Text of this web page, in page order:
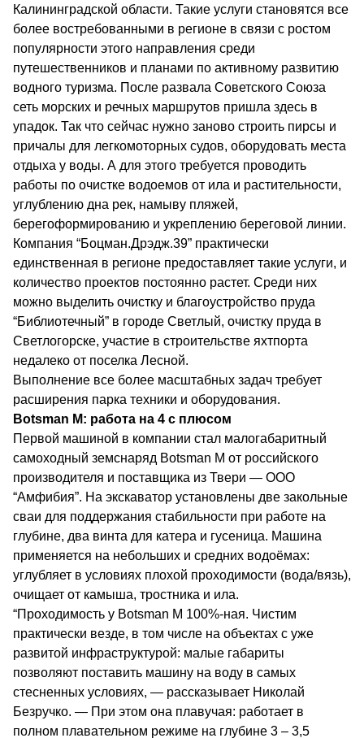
Калининградской области. Такие услуги становятся все
более востребованными в регионе в связи с ростом
популярности этого направления среди
путешественников и планами по активному развитию
водного туризма. После развала Советского Союза
сеть морских и речных маршрутов пришла здесь в
упадок. Так что сейчас нужно заново строить пирсы и
причалы для легкомоторных судов, оборудовать места
отдыха у воды. А для этого требуется проводить
работы по очистке водоемов от ила и растительности,
углублению дна рек, намыву пляжей,
берегоформированию и укреплению береговой линии.
Компания “Боцман.Дрэдж.39” практически
единственная в регионе предоставляет такие услуги, и
количество проектов постоянно растет. Среди них
можно выделить очистку и благоустройство пруда
“Библиотечный” в городе Светлый, очистку пруда в
Светлогорске, участие в строительстве яхтпорта
недалеко от поселка Лесной.
Выполнение все более масштабных задач требует
расширения парка техники и оборудования.
Botsman M: работа на 4 с плюсом
Первой машиной в компании стал малогабаритный
самоходный земснаряд Botsman М от российского
производителя и поставщика из Твери — ООО
“Амфибия”. На экскаватор установлены две закольные
сваи для поддержания стабильности при работе на
глубине, два винта для катера и гусеница. Машина
применяется на небольших и средних водоёмах:
углубляет в условиях плохой проходимости (вода/вязь),
очищает от камыша, тростника и ила.
“Проходимость у Botsman М 100%-ная. Чистим
практически везде, в том числе на объектах с уже
развитой инфраструктурой: малые габариты
позволяют поставить машину на воду в самых
стесненных условиях, — рассказывает Николай
Безручко. — При этом она плавучая: работает в
полном плавательном режиме на глубине 3 – 3,5